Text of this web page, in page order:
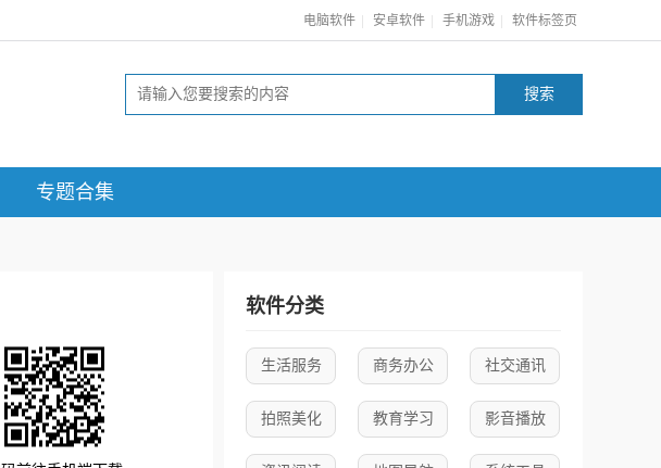
电脑软件 | 安卓软件 | 手机游戏 | 软件标签页
专题合集
软件分类
生活服务 商务办公 社交通讯
拍照美化 教育学习 影音播放